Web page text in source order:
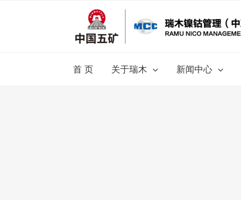
首 页 关于瑞木 新闻中心